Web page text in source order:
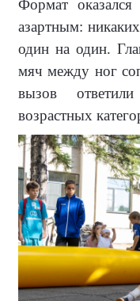
Формат
азартным:
один на один.
мяч между ног
вызов
возрастных